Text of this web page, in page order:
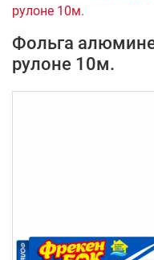
рулоне 10м.
Фольга
рулоне 10м.